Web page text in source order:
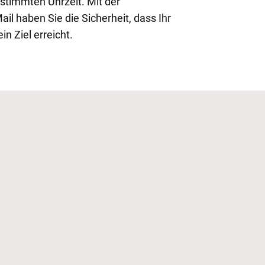
haben Sie die Sicherheit, dass Ihr
Ziel erreicht.